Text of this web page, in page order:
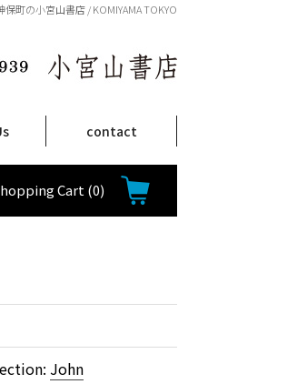
町の小宮山書店 / KOMIYAMA TOKYO
て関する表示
リシー
contact
Cart (0)
John